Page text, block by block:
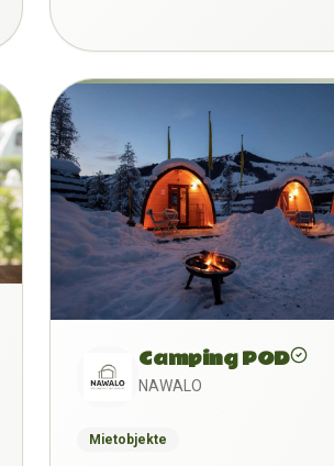
Camping POD
NAWALO
Mietobjekte